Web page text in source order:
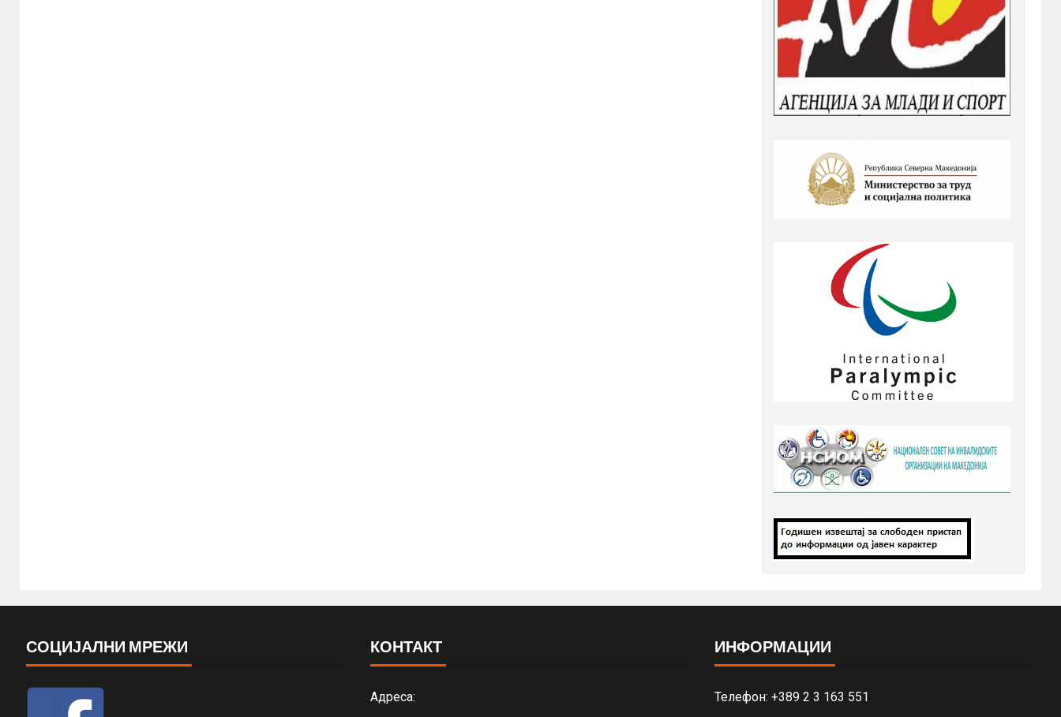
СОЦИЈАЛНИ МРЕЖИ КОНТАКТ
Адреса:
ИНФОРМАЦИИ
Телефон: +389 2 3 163 551